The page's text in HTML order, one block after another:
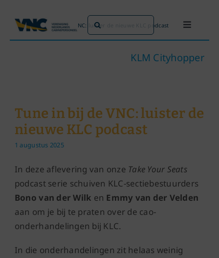
naar
inhoud
Toggle
Dossiers
Maatschappijen
Word lid!
Zoeken
naar:
Home» Tune in bij de VNC: luister de nieuwe KLC podcast
KLM Cityhopper
Tune in bij de VNC: luister de
nieuwe KLC podcast
1 augustus 2025
In deze aflevering van onze Take Your Seats
podcast serie schuiven KLC-sectiebestuurders
Bono van der Wilk en Emmy van der Velden
aan om je bij te praten over de cao-
onderhandelingen bij KLC.
In die onderhandelingen zit helaas weinig